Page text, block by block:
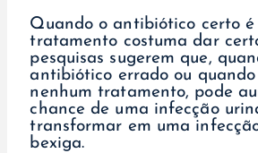
Quando o antibiótico certo é
tratamento costuma dar
pesquisas sugerem que,
antibiótico errado ou
nenhum tratamento, pode
chance de uma infecção
transformar em uma
bexiga.